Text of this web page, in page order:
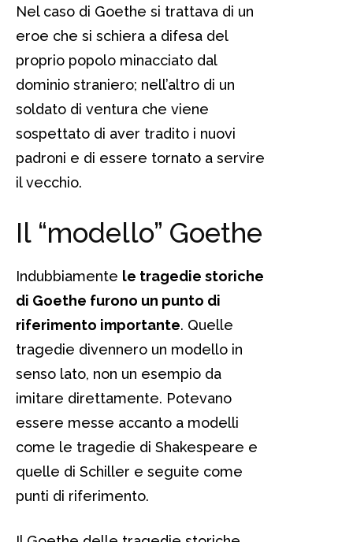
Nel caso di Goethe si trattava di un
eroe che si schiera a difesa del
proprio popolo minacciato dal
dominio straniero; nell’altro di un
soldato di ventura che viene
sospettato di aver tradito i nuovi
padroni e di essere tornato a servire
il vecchio.
Il “modello” Goethe
Indubbiamente le tragedie storiche
di Goethe furono un punto di
riferimento importante. Quelle
tragedie divennero un modello in
senso lato, non un esempio da
imitare direttamente. Potevano
essere messe accanto a modelli
come le tragedie di Shakespeare e
quelle di Schiller e seguite come
punti di riferimento.